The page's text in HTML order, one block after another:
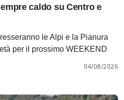
caldo su Centro e
le Alpi e la Pianura
per il prossimo WEEKEND
04/08/2026